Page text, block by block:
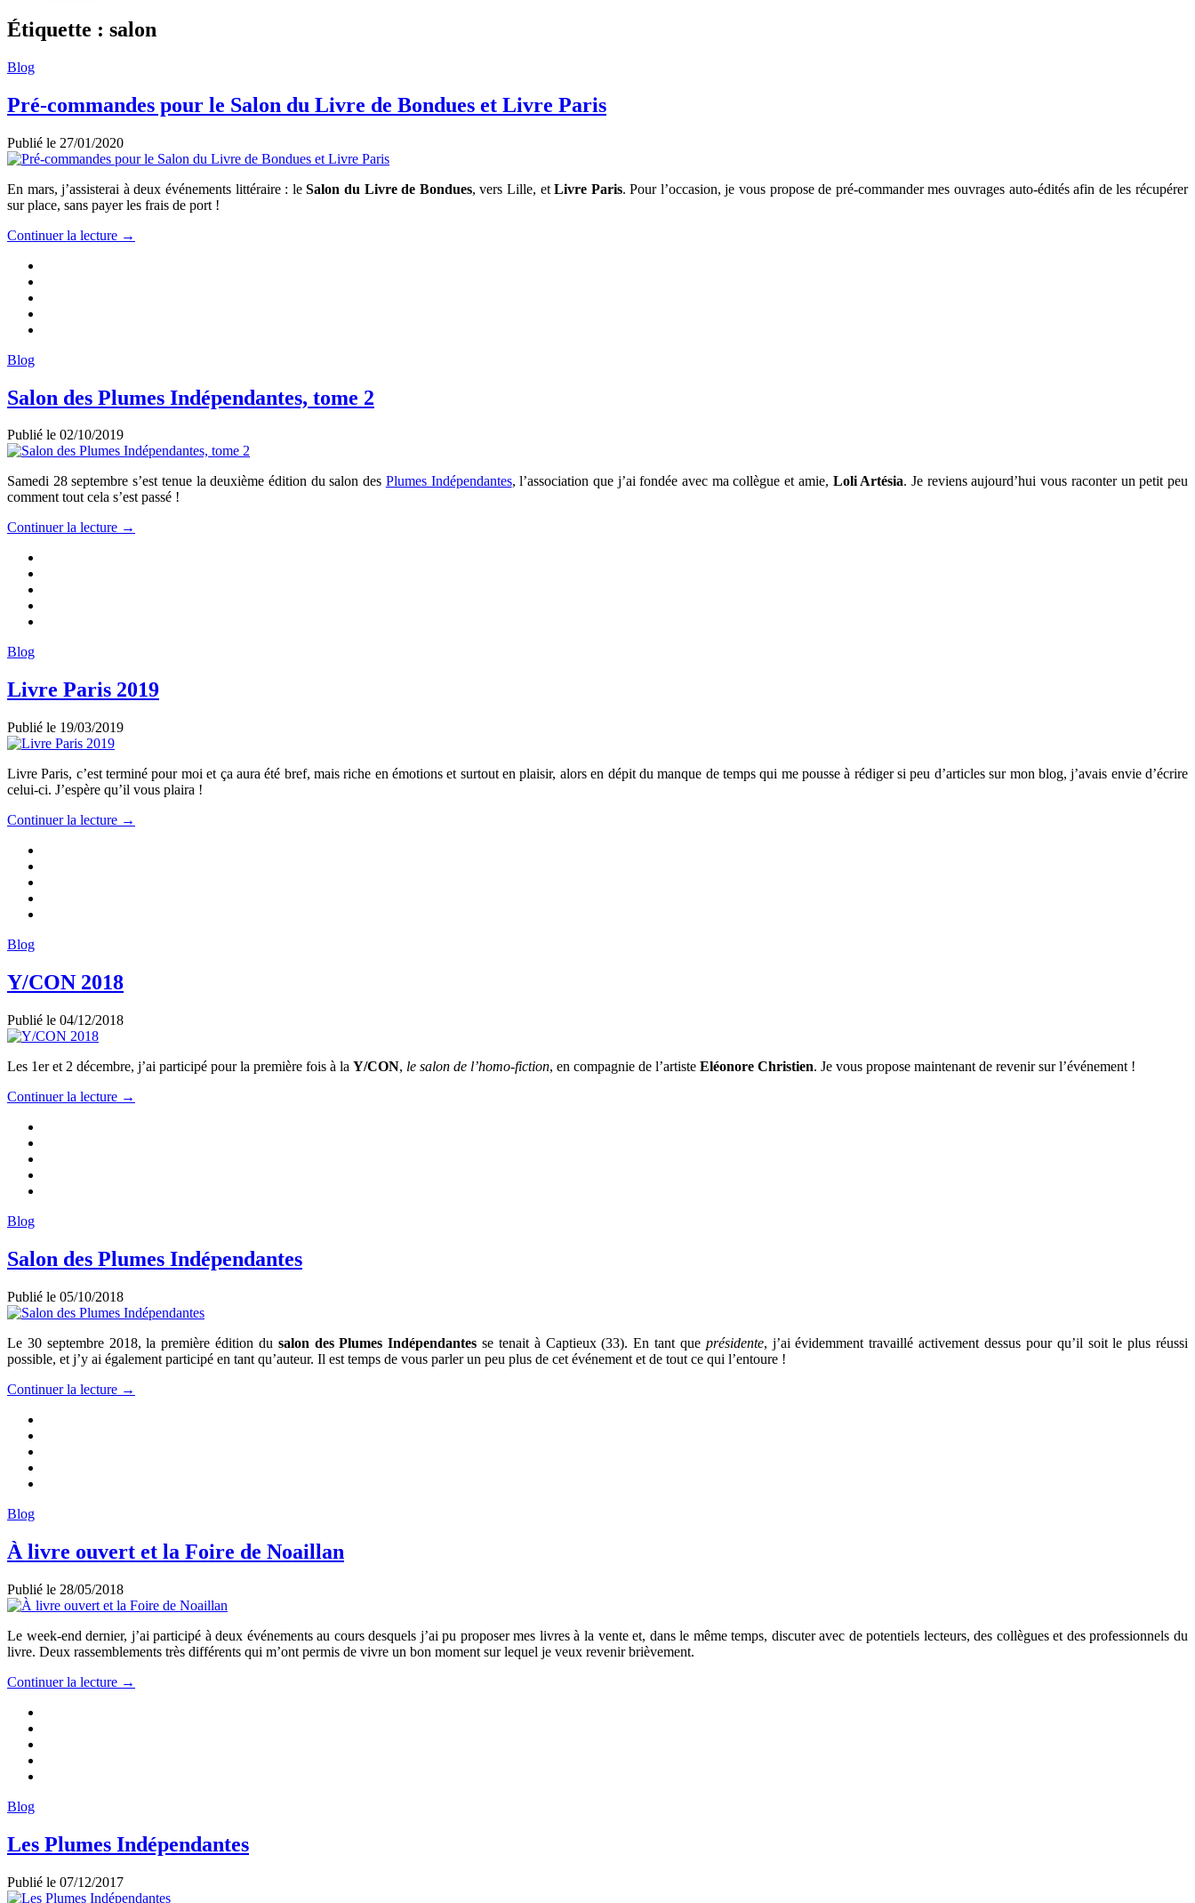
Étiquette : salon
Blog
Pré-commandes pour le Salon du Livre de Bondues et Livre Paris
Publié le 27/01/2020
En mars, j’assisterai à deux événements littéraire : leSalon du Livre de Bondues, vers Lille, etLivre Paris. Pour l’occasion, je vous propose de pré-commander mes ouvrages auto-édités afin de les récupérer
sur place, sans payer les frais de port !
Continuer la lecture →
Blog
Salon des Plumes Indépendantes, tome 2
Publié le 02/10/2019
Samedi 28 septembre s’est tenue la deuxième édition du salon des Plumes Indépendantes, l’association que j’ai fondée avec ma collègue et amie, Loli Artésia. Je reviens aujourd’hui vous raconter un petit peu
comment tout cela s’est passé !
Continuer la lecture →
Blog
Livre Paris 2019
Publié le 19/03/2019
Livre Paris, c’est terminé pour moi et ça aura été bref, mais riche en émotions et surtout en plaisir, alors en dépit du manque de temps qui me pousse à rédiger si peu d’articles sur mon blog, j’avais envie d’écrire
celui-ci. J’espère qu’il vous plaira !
Continuer la lecture →
Blog
Y/CON 2018
Publié le 04/12/2018
Les 1er et 2 décembre, j’ai participé pour la première fois à la Y/CON, le salon de l’homo-fiction, en compagnie de l’artiste Eléonore Christien. Je vous propose maintenant de revenir sur l’événement !
Continuer la lecture →
Blog
Salon des Plumes Indépendantes
Publié le 05/10/2018
Le 30 septembre 2018, la première édition du salon des Plumes Indépendantes se tenait à Captieux (33). En tant que présidente, j’ai évidemment travaillé activement dessus pour qu’il soit le plus réussi
possible, et j’y ai également participé en tant qu’auteur. Il est temps de vous parler un peu plus de cet événement et de tout ce qui l’entoure !
Continuer la lecture →
Blog
À livre ouvert et la Foire de Noaillan
Publié le 28/05/2018
Le week-end dernier, j’ai participé à deux événements au cours desquels j’ai pu proposer mes livres à la vente et, dans le même temps, discuter avec de potentiels lecteurs, des collègues et des professionnels du
livre. Deux rassemblements très différents qui m’ont permis de vivre un bon moment sur lequel je veux revenir brièvement.
Continuer la lecture →
Blog
Les Plumes Indépendantes
Publié le 07/12/2017